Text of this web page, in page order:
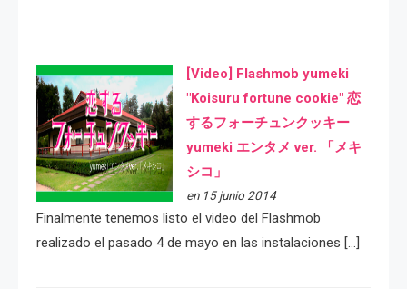
[Video] Flashmob yumeki
"Koisuru fortune cookie" 恋
するフォーチュンクッキー
yumeki エンタメ ver. 「メキ
シコ」
en 15 junio 2014
Finalmente tenemos listo el video del Flashmob
realizado el pasado 4 de mayo en las instalaciones […]